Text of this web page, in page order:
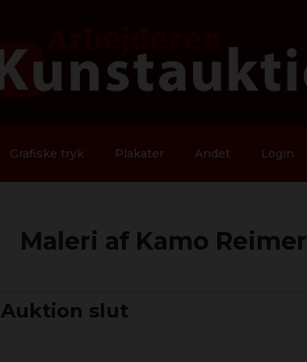
Grafiske tryk Plakater Andet Login
Maleri af Kamo Reimer
Auktion slut